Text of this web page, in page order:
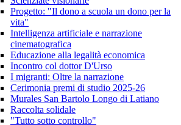
Progetto: "Il dono a scuola un dono per la
vita"
Intelligenza artificiale e narrazione
cinematografica
Educazione alla legalità economica
Incontro col dottor D'Urso
I migranti: Oltre la narrazione
Cerimonia premi di studio 2025-26
Murales San Bartolo Longo di Latiano
Raccolta solidale
"Tutto sotto controllo"